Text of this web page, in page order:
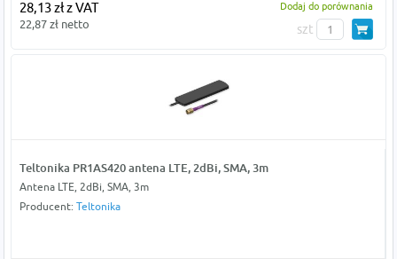
28,13 zł z VAT
22,87 zł netto
Dodaj do porównania
szt
Teltonika PR1AS420 antena LTE, 2dBi, SMA, 3m
Antena LTE, 2dBi, SMA, 3m
Producent: Teltonika